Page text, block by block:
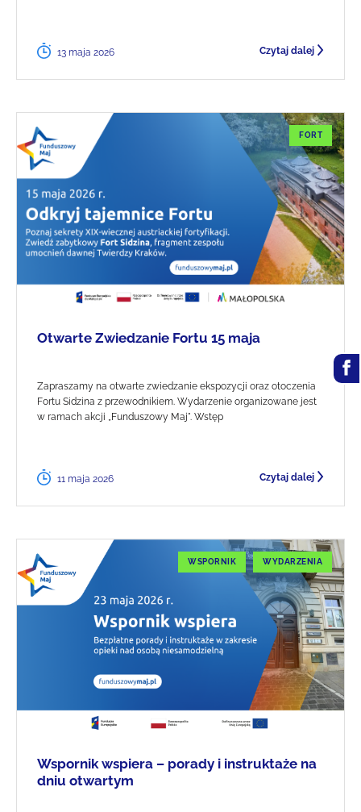
13 maja 2026 Czytaj dalej
FORT
Otwarte Zwiedzanie Fortu 15 maja
Zapraszamy na otwarte zwiedzanie ekspozycji oraz otoczenia
Fortu Sidzina z przewodnikiem. Wydarzenie organizowane jest
w ramach akcji „Funduszowy Maj". Wstęp
11 maja 2026 Czytaj dalej
WSPORNIK WYDARZENIA
Wspornik wspiera – porady i instruktaże na
dniu otwartym